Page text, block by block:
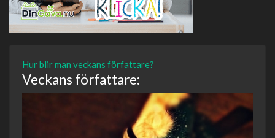
Hur blir man veckans författare?
Veckans författare: